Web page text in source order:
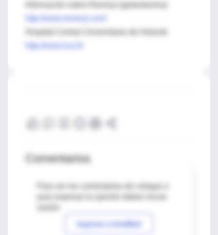
Información sobre Reminyl (galantamina)
Comentarios
Para ver los comentarios de colegas o
Ingresar a IntraMed